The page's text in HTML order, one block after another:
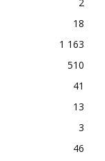
18
1 163
510
41
13
3
46